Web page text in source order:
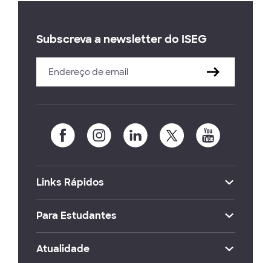
Subscreva a newsletter do ISEG
Links Rápidos
Para Estudantes
Atualidade